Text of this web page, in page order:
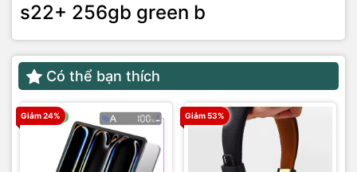
s22+ 256gb green b
Có thể bạn thích
Giảm 24% Giảm 53%